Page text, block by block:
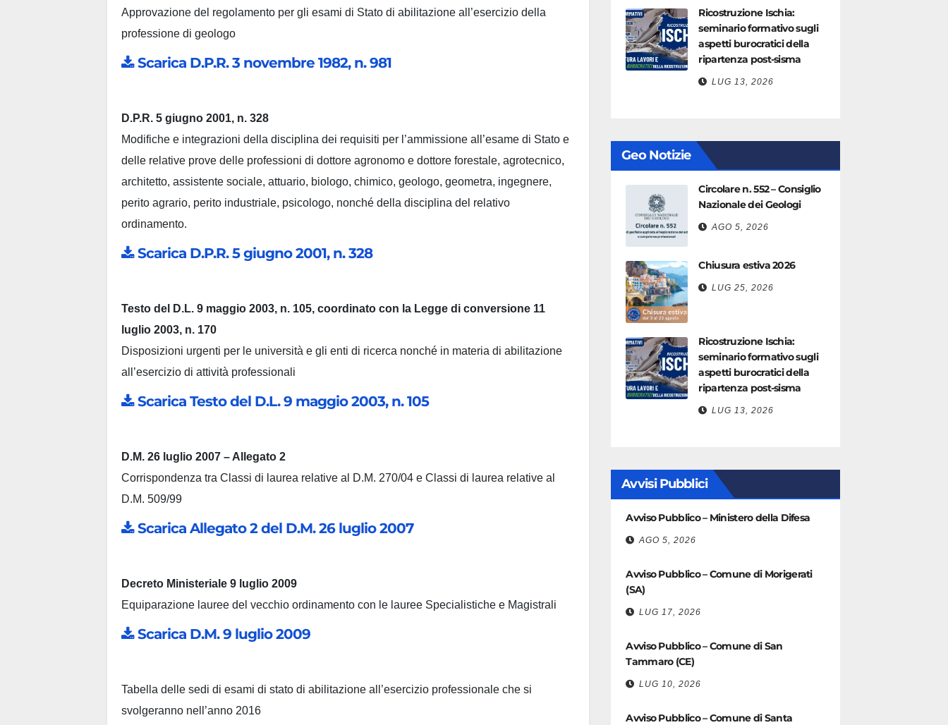
Approvazione del regolamento per gli esami di Stato di abilitazione all’esercizio della
professione di geologo
Scarica D.P.R. 3 novembre 1982, n. 981
D.P.R. 5 giugno 2001, n. 328
Modifiche e integrazioni della disciplina dei requisiti per l’ammissione all’esame di Stato e
delle relative prove delle professioni di dottore agronomo e dottore forestale, agrotecnico,
architetto, assistente sociale, attuario, biologo, chimico, geologo, geometra, ingegnere,
perito agrario, perito industriale, psicologo, nonché della disciplina del relativo
ordinamento.
Scarica D.P.R. 5 giugno 2001, n. 328
Testo del D.L. 9 maggio 2003, n. 105, coordinato con la Legge di conversione 11
luglio 2003, n. 170
Disposizioni urgenti per le università e gli enti di ricerca nonché in materia di abilitazione
all’esercizio di attività professionali
Scarica Testo del D.L. 9 maggio 2003, n. 105
D.M. 26 luglio 2007 – Allegato 2
Corrispondenza tra Classi di laurea relative al D.M. 270/04 e Classi di laurea relative al
D.M. 509/99
Scarica Allegato 2 del D.M. 26 luglio 2007
Decreto Ministeriale 9 luglio 2009
Equiparazione lauree del vecchio ordinamento con le lauree Specialistiche e Magistrali
Scarica D.M. 9 luglio 2009
Tabella delle sedi di esami di stato di abilitazione all’esercizio professionale che si
svolgeranno nell’anno 2016
Ricostruzione Ischia:
seminario formativo sugli
aspetti burocratici della
ripartenza post-sisma
LUG 13, 2026
Geo Notizie
Circolare n. 552 – Consiglio
Nazionale dei Geologi
AGO 5, 2026
Chiusura estiva 2026
LUG 25, 2026
Ricostruzione Ischia:
seminario formativo sugli
aspetti burocratici della
ripartenza post-sisma
LUG 13, 2026
Avvisi Pubblici
Avviso Pubblico – Ministero della Difesa
AGO 5, 2026
Avviso Pubblico – Comune di Morigerati
(SA)
LUG 17, 2026
Avviso Pubblico – Comune di San
Tammaro (CE)
LUG 10, 2026
Avviso Pubblico – Comune di Santa